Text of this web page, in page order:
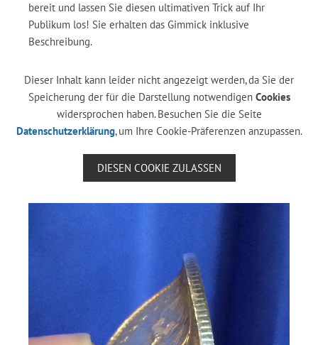
bereit und lassen Sie diesen ultimativen Trick auf Ihr
Publikum los! Sie erhalten das Gimmick inklusive
Beschreibung.
Dieser Inhalt kann leider nicht angezeigt werden, da Sie der
Speicherung der für die Darstellung notwendigen Cookies
widersprochen haben. Besuchen Sie die Seite
Datenschutzerklärung, um Ihre Cookie-Präferenzen anzupassen.
DIESEN COOKIE ZULASSEN